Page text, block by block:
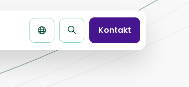
Seite
durchsuchen
Kontakt